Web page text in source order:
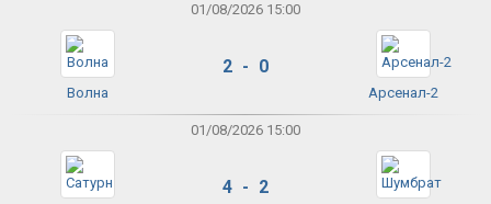
01/08/2026 15:00
Волна
2 - 0
Арсенал-2
01/08/2026 15:00
4 - 2